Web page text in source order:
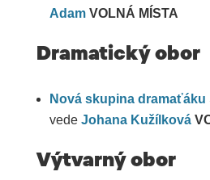
Adam VOLNÁ MÍSTA
Dramatický obor
Nová skupina dramaťáku
vede Johana Kužílková
Výtvarný obor